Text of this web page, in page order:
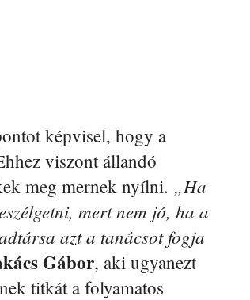
képvisel, hogy a
viszont állandó
meg mernek nyílni. „Ha
mert nem jó, ha a
azt a tanácsot fogja
Gábor, aki ugyanezt
titkát a folyamatos